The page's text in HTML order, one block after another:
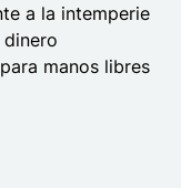
a la intemperie
manos libres